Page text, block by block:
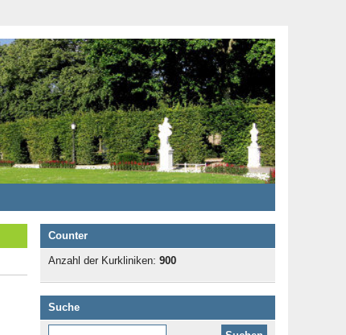
Counter
Anzahl der Kurkliniken: 900
Suche